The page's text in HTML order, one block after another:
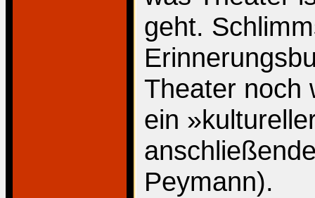
geht.
Theater noch
ein
Peymann).